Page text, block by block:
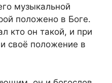
музыкальной
положено в Боге.
кто он такой, и при
своё положение в